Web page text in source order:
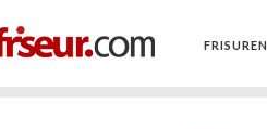
FRISUREN